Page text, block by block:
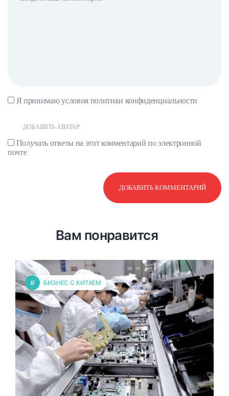
Я принимаю условия политики конфиденциальности
ДОБАВИТЬ АВАТАР
Получать ответы на этот комментарий по электронной
почте
Вам понравится
# БИЗНЕС С КИТАЕМ